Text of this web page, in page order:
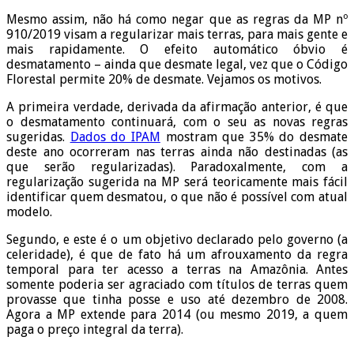
Mesmo assim, não há como negar que as regras da MP nº
910/2019 visam a regularizar mais terras, para mais gente e
mais rapidamente. O efeito automático óbvio é
desmatamento – ainda que desmate legal, vez que o Código
Florestal permite 20% de desmate. Vejamos os motivos.
A primeira verdade, derivada da afirmação anterior, é que
o desmatamento continuará, com o seu as novas regras
sugeridas. Dados do IPAM mostram que 35% do desmate
deste ano ocorreram nas terras ainda não destinadas (as
que serão regularizadas). Paradoxalmente, com a
regularização sugerida na MP será teoricamente mais fácil
identificar quem desmatou, o que não é possível com atual
modelo.
Segundo, e este é o um objetivo declarado pelo governo (a
celeridade), é que de fato há um afrouxamento da regra
temporal para ter acesso a terras na Amazônia. Antes
somente poderia ser agraciado com títulos de terras quem
provasse que tinha posse e uso até dezembro de 2008.
Agora a MP extende para 2014 (ou mesmo 2019, a quem
paga o preço integral da terra).